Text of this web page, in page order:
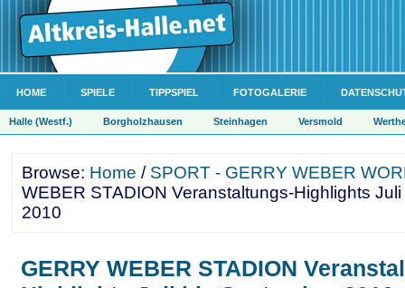
HOME SPIELE TIPPSPIEL FOTOGALERIE
Halle (Westf.) Borgholzhausen Steinhagen Versmold
Browse: Home / SPORT - GERRY WEBER
WEBER STADION Veranstaltungs-Highlights
2010
GERRY WEBER STADION